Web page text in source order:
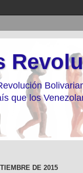
que los
DE 2015